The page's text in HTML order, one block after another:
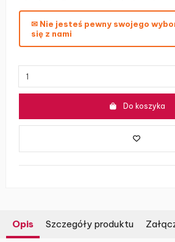
✉ Nie jesteś pewny swojego
się z nami
Do koszyka
Opis Szczegóły produktu